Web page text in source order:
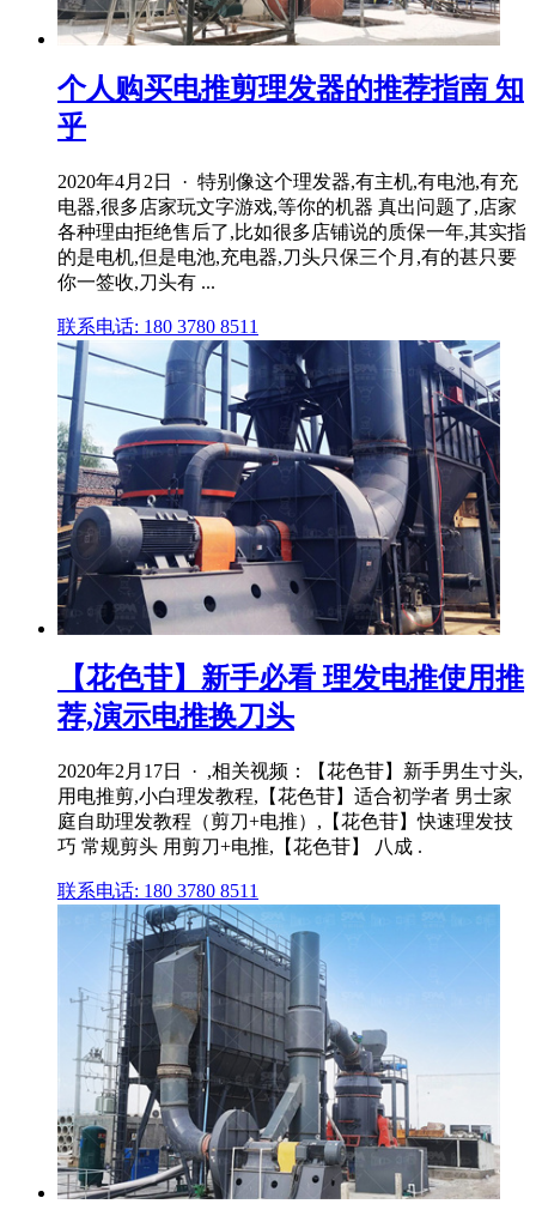
个人购买电推剪理发器的推荐指南 知
乎
2020年4月2日 · 特别像这个理发器,有主机,有电池,有充
电器,很多店家玩文字游戏,等你的机器 真出问题了,店家
各种理由拒绝售后了,比如很多店铺说的质保一年,其实指
的是电机,但是电池,充电器,刀头只保三个月,有的甚只要
你一签收,刀头有 ...
联系电话: 180 3780 8511
【花色苷】新手必看 理发电推使用推
荐,演示电推换刀头
2020年2月17日 · ,相关视频：【花色苷】新手男生寸头,
用电推剪,小白理发教程,【花色苷】适合初学者 男士家
庭自助理发教程（剪刀+电推）,【花色苷】快速理发技
巧 常规剪头 用剪刀+电推,【花色苷】 八成 .
联系电话: 180 3780 8511